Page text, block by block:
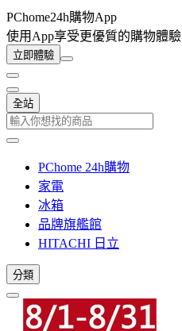
PChome24h購物App
使用App享受更優質的購物體驗
立即體驗
全站
PChome 24h購物
家電
冰箱
品牌旗艦館
HITACHI 日立
分類